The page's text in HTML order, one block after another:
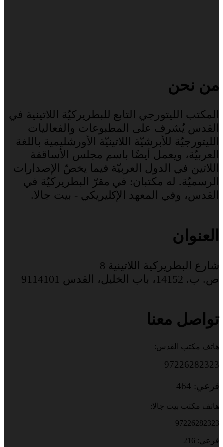
من نحن
المكتب الليتورجي التابع للبطريركيّة اللاتينية في
القدس يُشرف على المطبوعات والفعاليات
الليتورجيّة للأبرشيّة اللاتينيّة الأورشليمية باللغة
العربيّة، ويعمل أيضًا باسم مجلس الأساقفة
اللاتين في الدول العربيّة فيما يخصّ الإصدارات
الرسميّة. له مكتبان: في مقرّ البطريركيّة في
القدس، وفي المعهد الإكليريكي - بيت جالا.
العنوان
شارع البطريركية اللاتينية 8
ص. ب. 14152، باب الخليل، القدس 9114101
تواصل معنا
هاتف مكتب القدس:
97226282323
فرعي: 464
هاتف مكتب بيت جالا:
97226282323
فرعي: 216